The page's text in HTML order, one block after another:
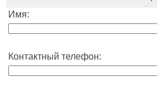
Имя:
Контактный телефон: